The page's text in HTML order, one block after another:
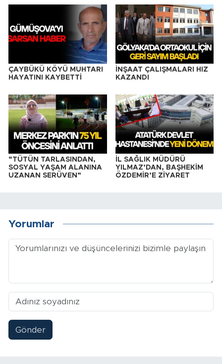
ÇAYBÜKÜ KÖYÜ MUHTARI
HAYATINI KAYBETTİ
İNŞAAT ÇALIŞMALARI HIZ
KAZANDI
“TÜTÜN TARLASINDAN,
SOSYAL YAŞAM ALANINA
UZANAN SERÜVEN”
İL SAĞLIK MÜDÜRÜ
YILMAZ’DAN, BAŞHEKİM
ÖZDEMİR’E ZİYARET
Yorumlar
Gönder